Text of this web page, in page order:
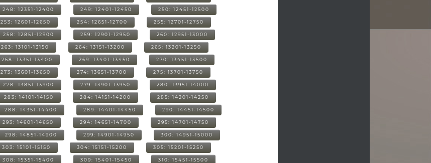
248: 12351-12400 249: 12401-12450 250: 12451-12500
253: 12601-12650 254: 12651-12700 255: 12701-12750
258: 12851-12900 259: 12901-12950 260: 12951-13000
263: 13101-13150 264: 13151-13200 265: 13201-13250
268: 13351-13400 269: 13401-13450 270: 13451-13500
273: 13601-13650 274: 13651-13700 275: 13701-13750
278: 13851-13900 279: 13901-13950 280: 13951-14000
283: 14101-14150 284: 14151-14200 285: 14201-14250
288: 14351-14400 289: 14401-14450 290: 14451-14500
293: 14601-14650 294: 14651-14700 295: 14701-14750
298: 14851-14900 299: 14901-14950 300: 14951-15000
303: 15101-15150 304: 15151-15200 305: 15201-15250
308: 15351-15400 309: 15401-15450 310: 15451-15500